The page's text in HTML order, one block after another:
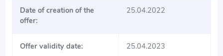
Date of creation of the
offer:
25.04.2022
Offer validity date: 25.04.2023